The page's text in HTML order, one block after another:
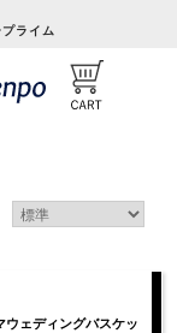
ライム
ウェディングバスケッ